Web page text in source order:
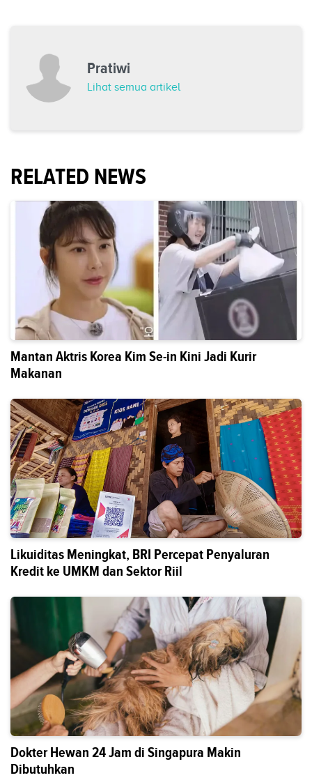
Pratiwi
Lihat semua artikel
RELATED NEWS
Mantan Aktris Korea Kim Se-in Kini Jadi Kurir
Makanan
Likuiditas Meningkat, BRI Percepat Penyaluran
Kredit ke UMKM dan Sektor Riil
Dokter Hewan 24 Jam di Singapura Makin
Dibutuhkan